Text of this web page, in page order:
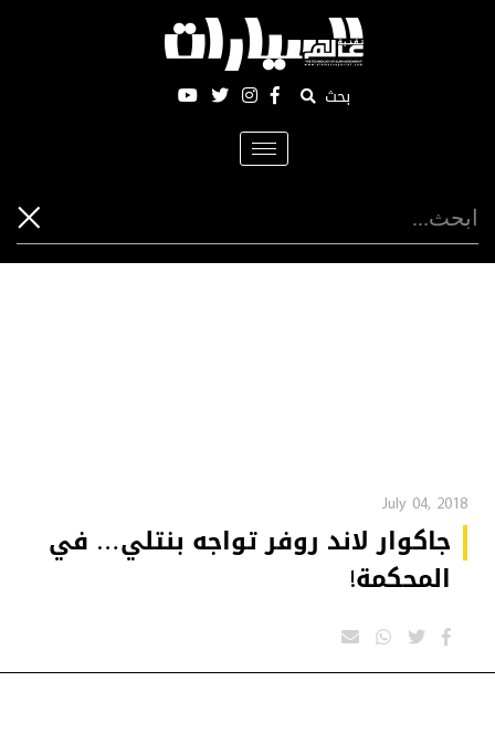
بحث
Toggle
navigation
July 04, 2018
جاكوار لاند روفر تواجه بنتلي… في
المحكمة!